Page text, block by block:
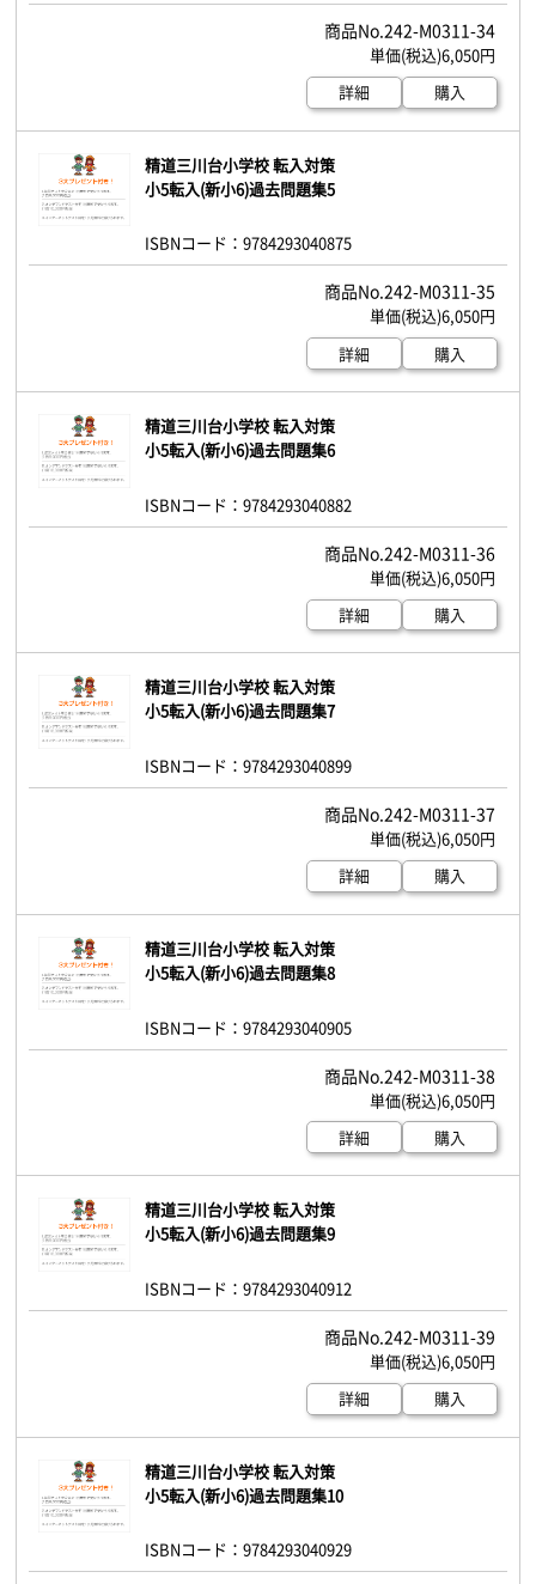
242-M0311-34
6,050円
詳細
購入
精道三川台小学校 転入対策
小5転入(新小6)過去問題集5
ISBNコード：9784293040875
242-M0311-35
6,050円
詳細
購入
精道三川台小学校 転入対策
小5転入(新小6)過去問題集6
ISBNコード：9784293040882
242-M0311-36
6,050円
詳細
購入
精道三川台小学校 転入対策
小5転入(新小6)過去問題集7
ISBNコード：9784293040899
242-M0311-37
6,050円
詳細
購入
精道三川台小学校 転入対策
小5転入(新小6)過去問題集8
ISBNコード：9784293040905
242-M0311-38
6,050円
詳細
購入
精道三川台小学校 転入対策
小5転入(新小6)過去問題集9
ISBNコード：9784293040912
242-M0311-39
6,050円
詳細
購入
精道三川台小学校 転入対策
小5転入(新小6)過去問題集10
ISBNコード：9784293040929